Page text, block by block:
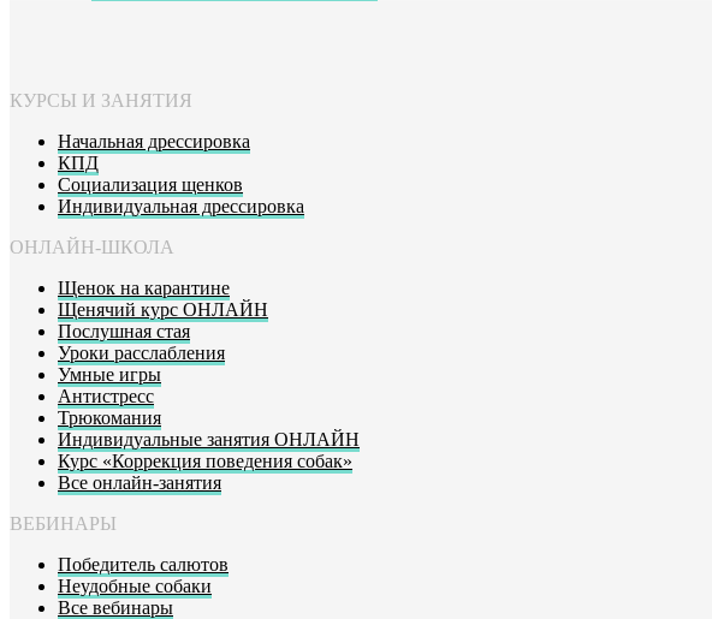
КУРСЫ И ЗАНЯТИЯ
Начальная дрессировка
КПД
Социализация щенков
Индивидуальная дрессировка
ОНЛАЙН-ШКОЛА
Щенок на карантине
Щенячий курс ОНЛАЙН
Послушная стая
Уроки расслабления
Умные игры
Антистресс
Трюкомания
Индивидуальные занятия ОНЛАЙН
Курс «Коррекция поведения собак»
Все онлайн-занятия
ВЕБИНАРЫ
Победитель салютов
Неудобные собаки
Все вебинары